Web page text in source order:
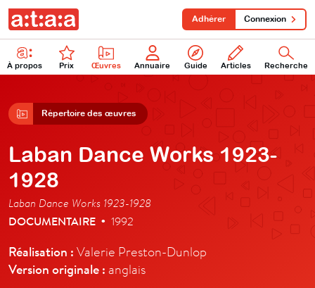
À propos Prix Œuvres Annuaire Guide Articles Recherche
Adhérer Connexion
Répertoire des œuvres
Laban Dance Works 1923-
1928
Laban Dance Works 1923-1928
DOCUMENTAIRE • 1992
Réalisation : Valerie Preston-Dunlop
Version originale : anglais